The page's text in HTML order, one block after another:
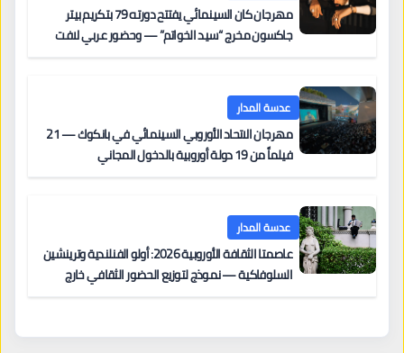
مهرجان كان السينمائي يفتتح دورته 79 بتكريم بيتر
جاكسون مخرج “سيد الخواتم” — وحضور عربي لافت
عدسة المدار
مهرجان الاتحاد الأوروبي السينمائي في بانكوك — 21
فيلماً من 19 دولة أوروبية بالدخول المجاني
عدسة المدار
عاصمتا الثقافة الأوروبية 2026: أولو الفنلندية وترينشين
السلوفاكية — نموذج لتوزيع الحضور الثقافي خارج